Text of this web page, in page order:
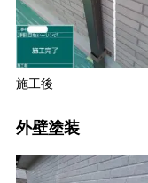
施工後
外壁塗装